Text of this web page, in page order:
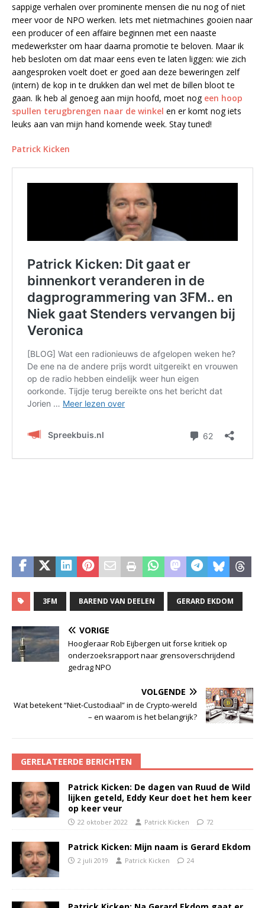
sappige verhalen over prominente mensen die nu nog of niet
meer voor de NPO werken. Iets met nietmachines gooien naar
een producer of een affaire beginnen met een naaste
medewerkster om haar daarna promotie te beloven. Maar ik
heb besloten om dat maar eens even te laten liggen: wie zich
aangesproken voelt doet er goed aan deze beweringen zelf
(intern) de kop in te drukken dan wel met de billen bloot te
gaan. Ik heb al genoeg aan mijn hoofd, moet nog een hoop
spullen terugbrengen naar de winkel en er komt nog iets
leuks aan van mijn hand komende week. Stay tuned!
Patrick Kicken
3FM BAREND VAN DEELEN GERARD EKDOM
VORIGE
Hoogleraar Rob Eijbergen uit forse kritiek op
onderzoeksrapport naar grensoverschrijdend
gedrag NPO
VOLGENDE
Wat betekent “Niet-Custodiaal” in de Crypto-wereld
– en waarom is het belangrijk?
GERELATEERDE BERICHTEN
Patrick Kicken: De dagen van Ruud de Wild
lijken geteld, Eddy Keur doet het hem keer
op keer veur
22 oktober 2022 Patrick Kicken 72
Patrick Kicken: Mijn naam is Gerard Ekdom
2 juli 2019 Patrick Kicken 24